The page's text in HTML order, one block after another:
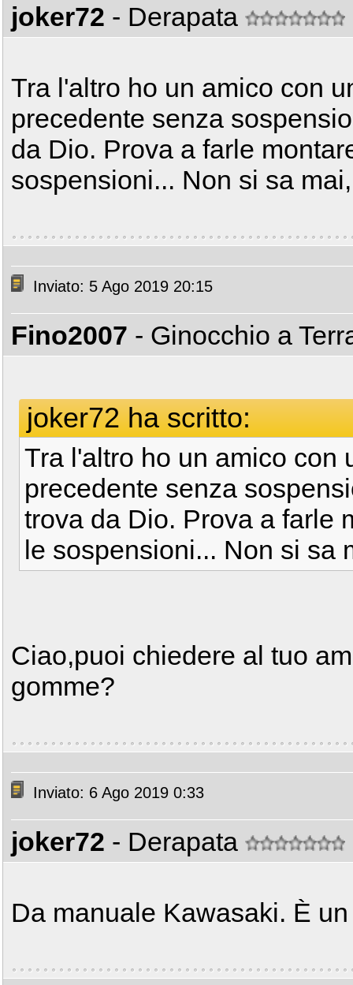
joker72 - Derapata
Tra l'altro ho un amico con
precedente senza
da Dio. Prova a farle
sospensioni... Non si sa
Inviato: 5 Ago 2019 20:15
Fino2007 - Ginocchio a
joker72 ha scritto:
Tra l'altro ho un amico con
precedente senza
trova da Dio. Prova a farle
le sospensioni... Non si sa
Ciao,puoi chiedere al tuo
gomme?
Inviato: 6 Ago 2019 0:33
joker72 - Derapata
Da manuale Kawasaki. È